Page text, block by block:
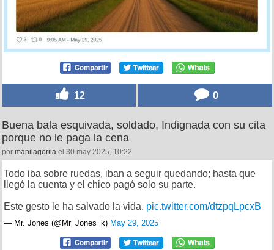
12 0
Buena bala esquivada, soldado, Indignada con su cita
porque no le paga la cena
por manilagorila el 30 may 2025, 10:22
Todo iba sobre ruedas, iban a seguir quedando; hasta que
llegó la cuenta y el chico pagó solo su parte.
Este gesto le ha salvado la vida. pic.twitter.com/dtzpqLpcxB
— Mr. Jones (@Mr_Jones_k) May 29, 2025